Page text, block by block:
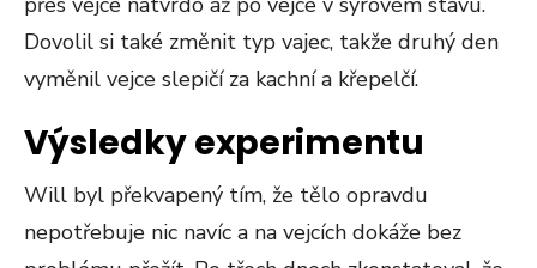
Dovolil si také změnit typ vajec, takže druhý den
vyměnil vejce slepičí za kachní a křepelčí.
Výsledky experimentu
Will byl překvapený tím, že tělo opravdu
nepotřebuje nic navíc a na vejcích dokáže bez